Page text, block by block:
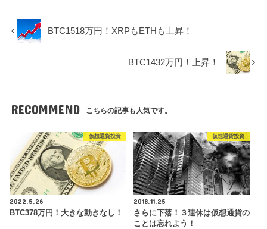
BTC1518万円！XRPもETHも上昇！
BTC1432万円！上昇！
RECOMMEND こちらの記事も人気です。
仮想通貨投資
2022.5.26
BTC378万円！大きな動きなし！
仮想通貨投資
2018.11.25
さらに下落！３連休は仮想通貨の
ことは忘れよう！